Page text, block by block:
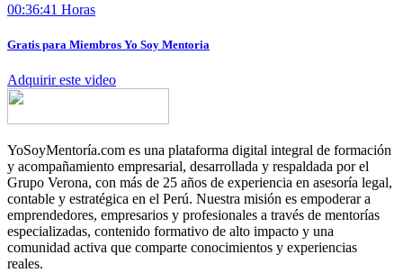
00:36:41 Horas
Gratis para Miembros Yo Soy Mentoria
Adquirir este video
YoSoyMentoría.com es una plataforma digital integral de formación
y acompañamiento empresarial, desarrollada y respaldada por el
Grupo Verona, con más de 25 años de experiencia en asesoría legal,
contable y estratégica en el Perú. Nuestra misión es empoderar a
emprendedores, empresarios y profesionales a través de mentorías
especializadas, contenido formativo de alto impacto y una
comunidad activa que comparte conocimientos y experiencias
reales.